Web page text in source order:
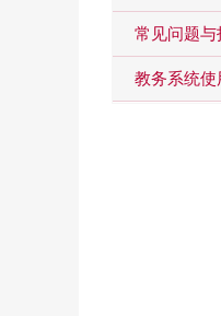
常见问题与
教务系统使